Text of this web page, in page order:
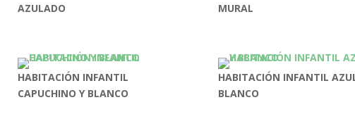
AZULADO
MURAL
HABITACIÓN INFANTIL
CAPUCHINO Y BLANCO
HABITACIÓN INFANTIL
BLANCO